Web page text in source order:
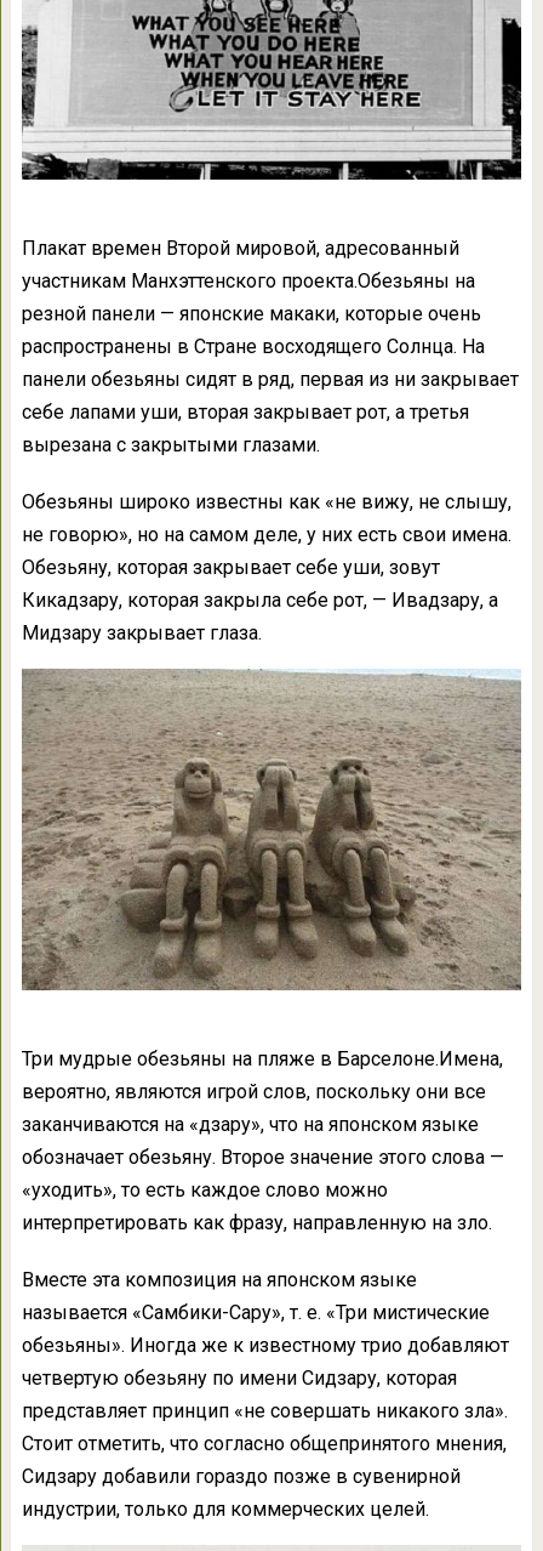
Плакат времен Второй мировой, адресованный
участникам Манхэттенского проекта.Обезьяны на
резной панели — японские макаки, которые очень
распространены в Стране восходящего Солнца. На
панели обезьяны сидят в ряд, первая из ни закрывает
себе лапами уши, вторая закрывает рот, а третья
вырезана с закрытыми глазами.
Обезьяны широко известны как «не вижу, не слышу,
не говорю», но на самом деле, у них есть свои имена.
Обезьяну, которая закрывает себе уши, зовут
Кикадзару, которая закрыла себе рот, — Ивадзару, а
Мидзару закрывает глаза.
Три мудрые обезьяны на пляже в Барселоне.Имена,
вероятно, являются игрой слов, поскольку они все
заканчиваются на «дзару», что на японском языке
обозначает обезьяну. Второе значение этого слова —
«уходить», то есть каждое слово можно
интерпретировать как фразу, направленную на зло.
Вместе эта композиция на японском языке
называется «Самбики-Сару», т. е. «Три мистические
обезьяны». Иногда же к известному трио добавляют
четвертую обезьяну по имени Сидзару, которая
представляет принцип «не совершать никакого зла».
Стоит отметить, что согласно общепринятого мнения,
Сидзару добавили гораздо позже в сувенирной
индустрии, только для коммерческих целей.